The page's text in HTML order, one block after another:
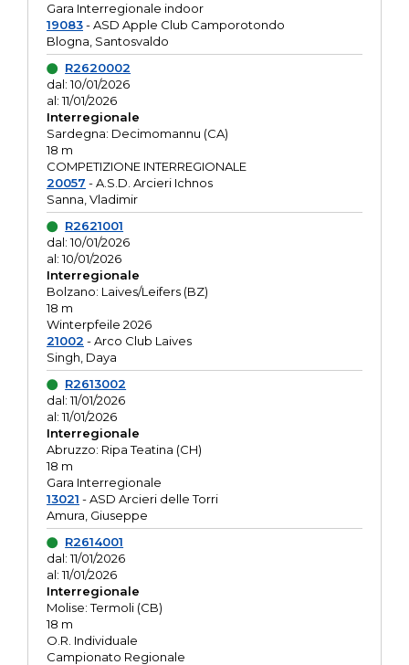
Gara Interregionale indoor
19083- ASD Apple Club Camporotondo
Blogna, Santosvaldo
R2620002
dal: 10/01/2026
al: 11/01/2026
Interregionale
Sardegna: Decimomannu (CA)
18 m
COMPETIZIONE INTERREGIONALE
20057 - A.S.D. Arcieri Ichnos
Sanna, Vladimir
R2621001
dal: 10/01/2026
al: 10/01/2026
Interregionale
Bolzano: Laives/Leifers (BZ)
18 m
Winterpfeile 2026
21002 - Arco Club Laives
Singh, Daya
R2613002
dal: 11/01/2026
al: 11/01/2026
Interregionale
Abruzzo: Ripa Teatina (CH)
18 m
Gara Interregionale
13021 - ASD Arcieri delle Torri
Amura, Giuseppe
R2614001
dal: 11/01/2026
al: 11/01/2026
Interregionale
Molise: Termoli (CB)
18 m
O.R. Individuale
Campionato Regionale